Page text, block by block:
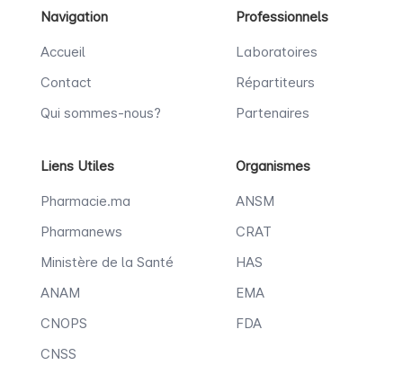
Navigation
Accueil
Contact
Qui sommes-nous?
Professionnels
Laboratoires
Répartiteurs
Partenaires
Liens Utiles
Pharmacie.ma
Pharmanews
Ministère de la Santé
ANAM
CNOPS
CNSS
Organismes
ANSM
CRAT
HAS
EMA
FDA